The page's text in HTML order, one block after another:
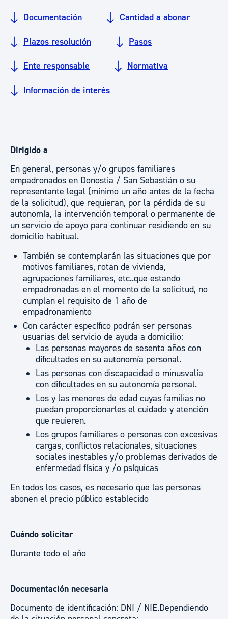
Documentación Cantidad a abonar
Plazos resolución Pasos
Ente responsable Normativa
Información de interés
Dirigido a
En general, personas y/o grupos familiares
empadronados en Donostia / San Sebastián o su
representante legal (mínimo un año antes de la fecha
de la solicitud), que requieran, por la pérdida de su
autonomía, la intervención temporal o permanente de
un servicio de apoyo para continuar residiendo en su
domicilio habitual.
También se contemplarán las situaciones que por
motivos familiares, rotan de vivienda,
agrupaciones familiares, etc..que estando
empadronadas en el momento de la solicitud, no
cumplan el requisito de 1 año de
empadronamiento
Con carácter específico podrán ser personas
usuarias del servicio de ayuda a domicilio:
Las personas mayores de sesenta años con
dificultades en su autonomía personal.
Las personas con discapacidad o minusvalía
con dificultades en su autonomía personal.
Los y las menores de edad cuyas familias no
puedan proporcionarles el cuidado y atención
que reuieren.
Los grupos familiares o personas con excesivas
cargas, conflictos relacionales, situaciones
sociales inestables y/o problemas derivados de
enfermedad física y /o psíquicas
En todos los casos, es necesario que las personas
abonen el precio público establecido
Cuándo solicitar
Durante todo el año
Documentación necesaria
Documento de identificación: DNI / NIE.Dependiendo